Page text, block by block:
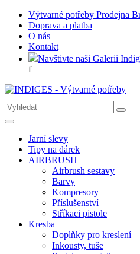
Výtvarné potřeby Prodejna
Doprava a platba
O nás
Kontakt
Navštivte naši Galerii
f
Jarní slevy
Tipy na dárek
AIRBRUSH
Airbrush sestavy
Barvy
Kompresory
Příslušenství
Stříkaci pistole
Kresba
Doplňky pro kreslení
Inkousty, tuše